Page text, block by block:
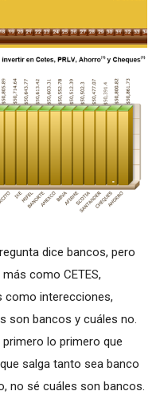
dice bancos, pero
como CETES,
como interecciones,
son bancos y cuáles no.
lo primero que
salga tanto sea banco
no sé cuáles son bancos.